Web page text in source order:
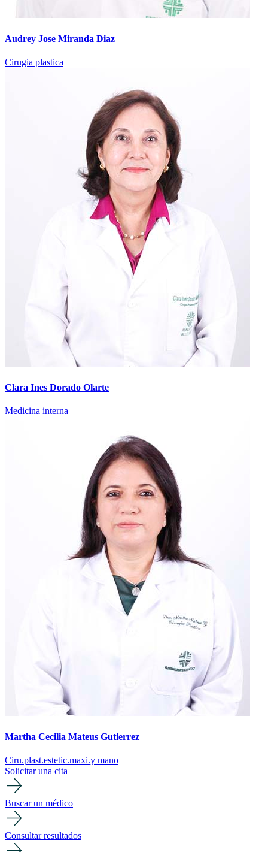
Audrey Jose Miranda Diaz
Cirugia plastica
Clara Ines Dorado Olarte
Medicina interna
Martha Cecilia Mateus Gutierrez
Ciru.plast.estetic.maxi.y mano
Solicitar una cita
Buscar un médico
Consultar resultados